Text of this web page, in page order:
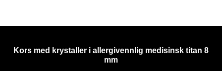
Kors med krystaller i allergivennlig medisinsk titan 8
mm